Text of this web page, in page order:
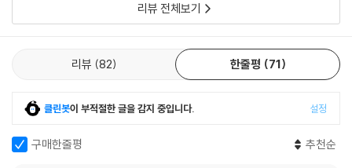
되살아난다. 멈칫거리던 손, 울음으로 흔들리던 어깨, 실망을 감추던 얼굴.
상처 주고 상처받은 과거를 한 장면 한 장면 곰곰이 되짚는 동안 자책과 후
회, 미련과 원망이 가슴을 깊숙이 찌르고 들어오지만, 그럼으로써 이루어
지는 살핌과 헤아림은 실패한 관계를 뒤늦게나마 따듯이 감싸 안는다. 설
장면을 열어준다. 소설의 말미에서 이때껏 과거의 상처에 매여 있던 재하
우리가 미처 완성하지 못하고 두고 온 한 시절을 너른 품으로 껴안도록 격
리뷰 전체보기
리뷰 82 한줄평 71
클린봇이 부적절한 글을 감지 중입니다. 설정
구매한줄평 추천순